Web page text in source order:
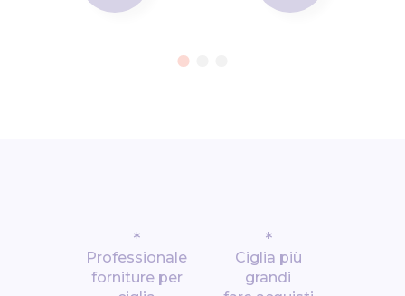
*
Professionale
forniture per
*
Ciglia più
grandi